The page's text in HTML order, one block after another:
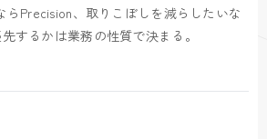
らPrecision、取りこぼしを減らしたいな
するかは業務の性質で決まる。